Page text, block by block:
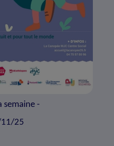
semaine -
25